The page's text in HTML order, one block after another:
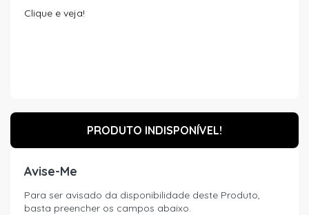
Clique e veja!
PRODUTO INDISPONÍVEL!
Avise-Me
Para ser avisado da disponibilidade deste Produto,
basta preencher os campos abaixo.